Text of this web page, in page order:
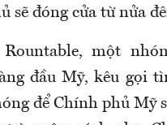
sẽ đóng cửa từ nửa
Rountable, một
đầu Mỹ, kêu gọi
để Chính phủ Mỹ